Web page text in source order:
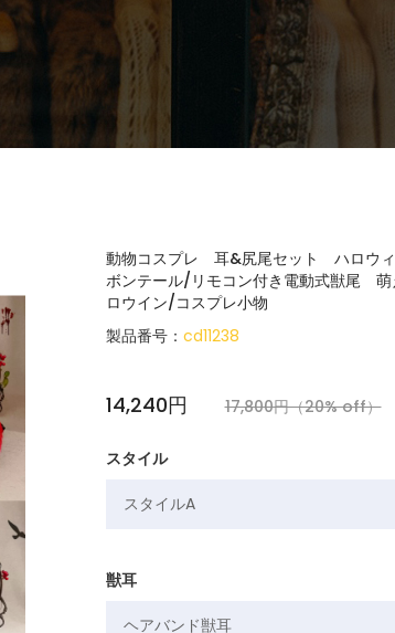
動物コスプレ 耳&尻尾セット ハロウ
ボンテール/リモコン付き電動式獣
ロウイン/コスプレ小物
製品番号： cd11238
14,240円 17,800円（20% off）
スタイル
獣耳